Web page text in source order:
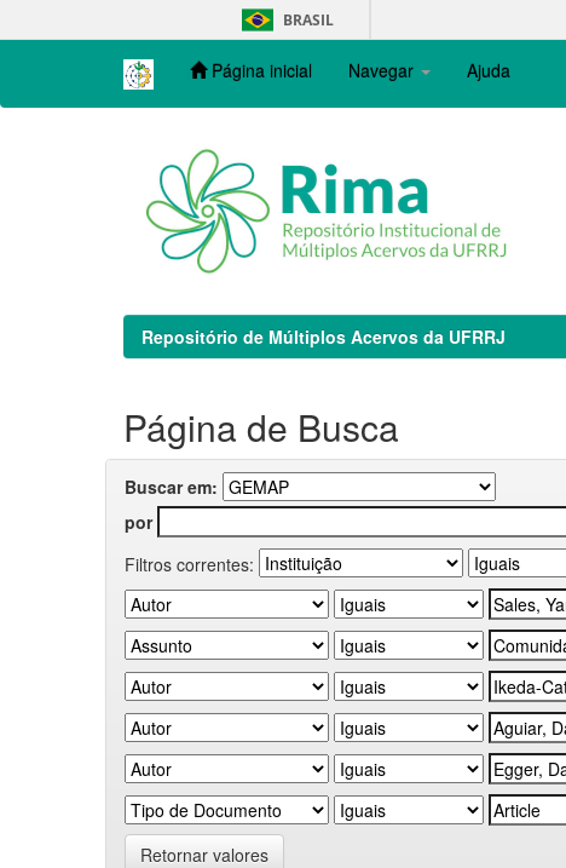
navigation
BRASIL
Página inicial Navegar Ajuda
Repositório de Múltiplos Acervos da UFRRJ
Página de Busca
Buscar em:
por
Filtros correntes:
Retornar valores